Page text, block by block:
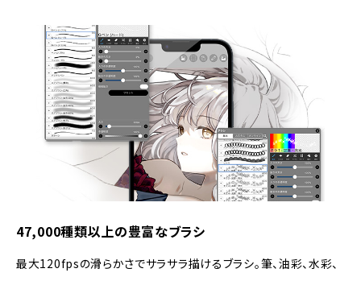
47,000種類以上の豊富なブラシ
最大120fpsの滑らかさでサラサラ描けるブラシ。筆、油彩、水彩、